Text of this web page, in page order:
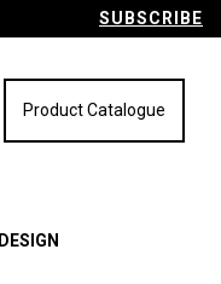
SUBSCRIBE
Product Catalogue
DESIGN